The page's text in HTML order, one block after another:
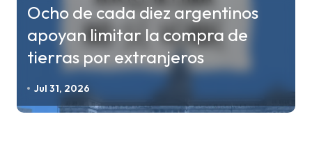
Ocho de cada diez argentinos
apoyan limitar la compra de
tierras por extranjeros
Jul 31, 2026